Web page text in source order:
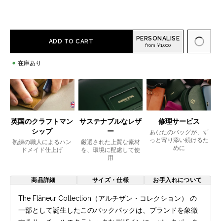
ADD TO CART PERSONALISE
from ¥1,000
在庫あり
英国のクラフトマン
シップ
熟練の職人によるハン
ドメイド仕上げ
サステナブルなレザ
ー
厳選された上質な素材
を、環境に配慮して使
用
修理サービス
あなたのバッグが、ず
っと寄り添い続けるた
めに
商品詳細 サイズ・仕様 お手入れについて
The Flâneur Collection（アルチザン・コレクション） の
一部として誕生したこのバックパックは、ブランドを象徴